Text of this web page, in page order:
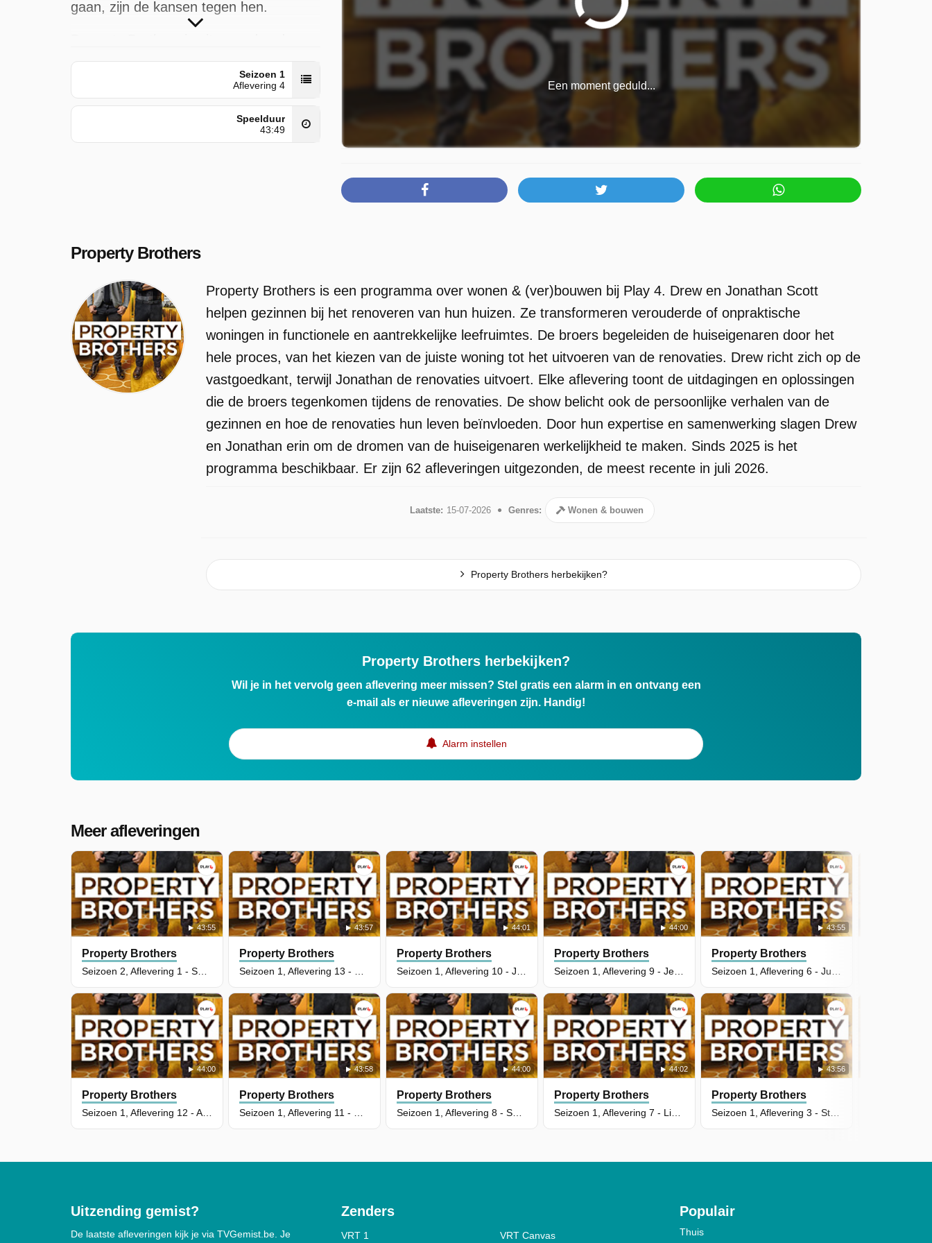
gaan, zijn de kansen tegen hen.
Play 4 op donderdag 30 april 2026 om
Seizoen 1
Aflevering 4
Speelduur
43:49
Een moment geduld...
Property Brothers
Property Brothers is een programma over wonen & (ver)bouwen bij Play 4. Drew en Jonathan Scott
helpen gezinnen bij het renoveren van hun huizen. Ze transformeren verouderde of onpraktische
woningen in functionele en aantrekkelijke leefruimtes. De broers begeleiden de huiseigenaren door het
hele proces, van het kiezen van de juiste woning tot het uitvoeren van de renovaties. Drew richt zich op de
vastgoedkant, terwijl Jonathan de renovaties uitvoert. Elke aflevering toont de uitdagingen en oplossingen
die de broers tegenkomen tijdens de renovaties. De show belicht ook de persoonlijke verhalen van de
gezinnen en hoe de renovaties hun leven beïnvloeden. Door hun expertise en samenwerking slagen Drew
en Jonathan erin om de dromen van de huiseigenaren werkelijkheid te maken. Sinds 2025 is het
programma beschikbaar. Er zijn 62 afleveringen uitgezonden, de meest recente in juli 2026.
Laatste: 15-07-2026 Genres: Wonen & bouwen
Property Brothers herbekijken?
Property Brothers herbekijken?
Wil je in het vervolg geen aflevering meer missen? Stel gratis een alarm in en ontvang een
e-mail als er nieuwe afleveringen zijn. Handig!
Alarm instellen
Meer afleveringen
43:55
Property Brothers
43:57
Property Brothers
44:00
Property Brothers
43:58
Property Brothers
44:01
Property Brothers
44:00
Property Brothers
44:00
Property Brothers
44:02
Property Brothers
43:55
Property Brothers
43:56
Property Brothers
Uitzending gemist?
De laatste afleveringen kijk je via TVGemist.be. Je
Zenders
VRT 1 VRT Canvas
Populair
Thuis